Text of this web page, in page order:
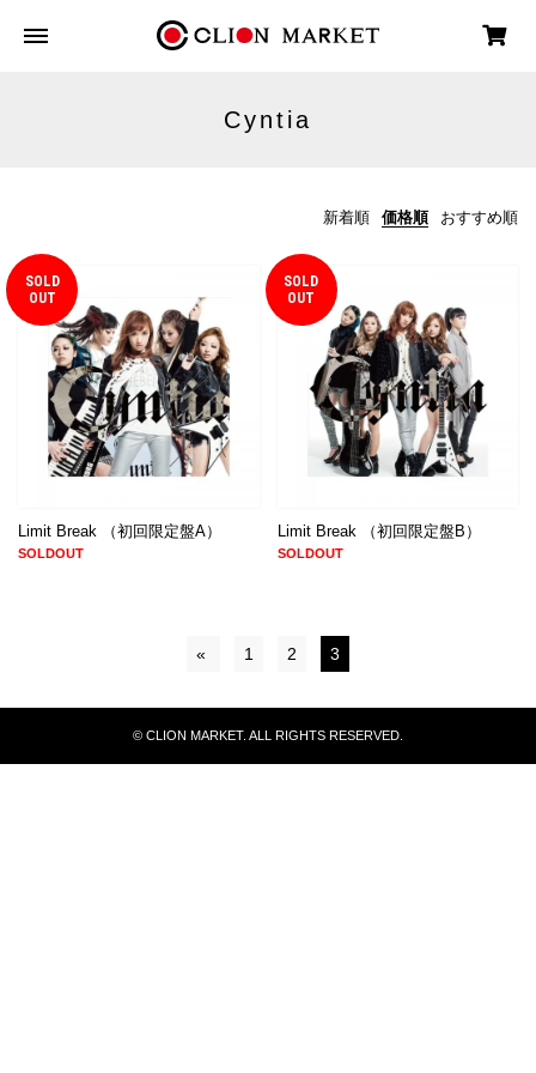
Cyntia
新着順 価格順 おすすめ順
SOLD
OUT
Limit Break （初回限定盤A）
SOLDOUT
SOLD
OUT
Limit Break （初回限定盤B）
SOLDOUT
« 1 2 3
© CLION MARKET. ALL RIGHTS RESERVED.